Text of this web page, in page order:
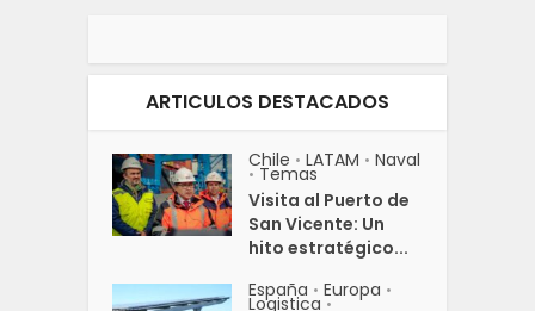
ARTICULOS DESTACADOS
Chile • LATAM • Naval
• Temas
Visita al Puerto de
San Vicente: Un
hito estratégico...
España • Europa •
Logistica •